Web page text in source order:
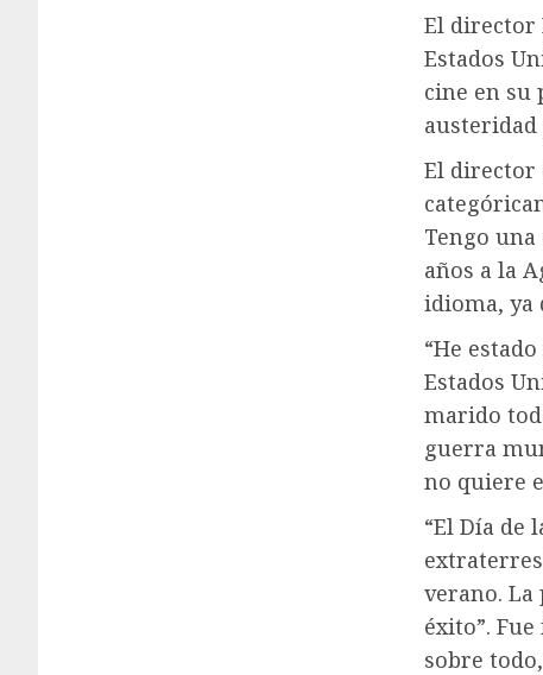
El director
Estados
cine en su
El director
Tengo
años a la
idioma, ya
“He
Estados
marido
guerra
no quiere
“El Día de
verano.
éxito”.
sobre